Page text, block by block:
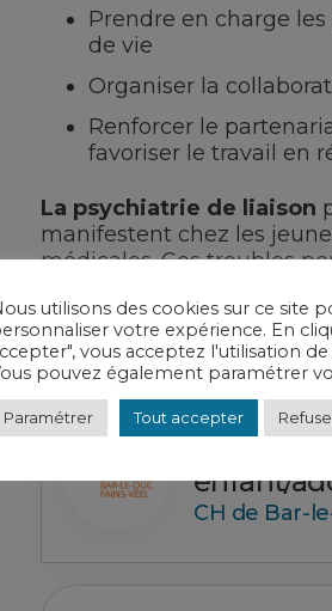
Prendre en charge
de vie
Organiser la
Renforcer le
favoriser le travail en
La psychiatrie de liaison
manifestent chez les
médicales. Ces troubles
reliés à cette dernière.
psychiatrie. Les équipes
en compte les besoins de
enfant/
CH de Bar-
utilisons des cookies sur ce site
votre expérience. En
vous acceptez l'utilisation
pouvez également paramétrer
Paramétrer Tout accepter